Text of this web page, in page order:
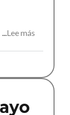
Lee más